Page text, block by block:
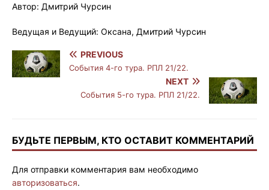
Автор: Дмитрий Чурсин
Ведущая и Ведущий: Оксана, Дмитрий Чурсин
PREVIOUS
События 4-го тура. РПЛ 21/22.
NEXT
События 5-го тура. РПЛ 21/22.
БУДЬТЕ ПЕРВЫМ, КТО ОСТАВИТ КОММЕНТАРИЙ
Для отправки комментария вам необходимо
авторизоваться.